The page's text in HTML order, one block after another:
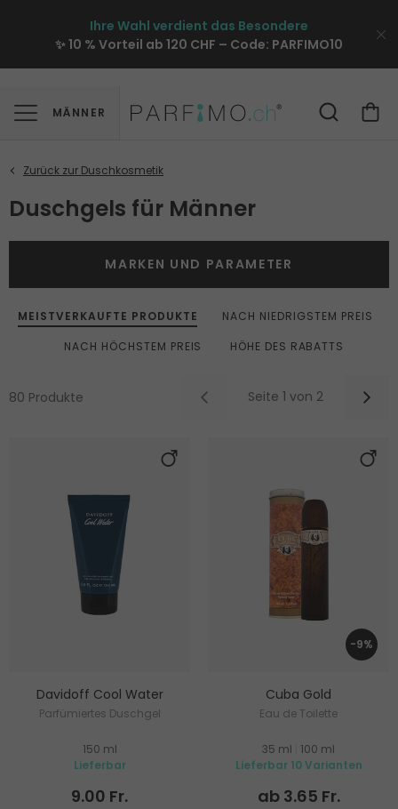
Ihre Wahl verdient das Besondere
✨ 10 % Vorteil ab 120 CHF – Code: PARFIMO10
MÄNNER
Duschgels für Männer
MEISTVERKAUFTE PRODUKTE
NACH NIEDRIGSTEM PREIS
NACH HÖCHSTEM PREIS
HÖHE DES RABATTS
80 Produkte Seite 1 von 2
MARKEN UND PARAMETER
Davidoff Cool Water
Parfümiertes Duschgel
150 ml
Lieferbar
9.00 Fr.
-9%
Cuba Gold
Eau de Toilette
35 ml
100 ml
Lieferbar 10 Varianten
ab 3.65 Fr.